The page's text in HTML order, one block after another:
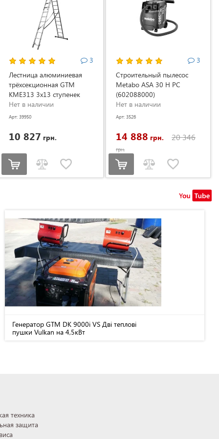
3
Лестница алюминиевая
трёхсекционная GTM
KME313 3x13 ступенек
3.53-8.93м (KME313)
Нет в наличии
Арт: 39950
10 827 грн.
3
Строительный пылесос
Metabo ASA 30 H PC
(602088000)
Нет в наличии
Арт: 3526
14 888 грн. 20 346
грн.
Генератор GTM DK 9000i VS Дві теплові
пушки Vulkan на 4,5кВт
техника
защита